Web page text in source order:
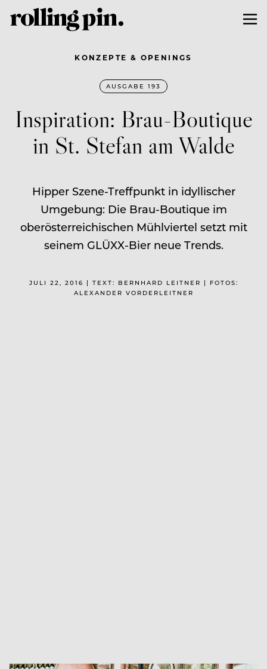
KONZEPTE & OPENINGS
AUSGABE 193
Inspiration: Brau-Boutique
in St. Stefan am Walde
Hipper Szene-Treffpunkt in idyllischer
Umgebung: Die Brau-Boutique im
oberösterreichischen Mühlviertel setzt mit
seinem GLÜXX-Bier neue Trends.
JULI 22, 2016 | TEXT: BERNHARD LEITNER | FOTOS:
ALEXANDER VORDERLEITNER